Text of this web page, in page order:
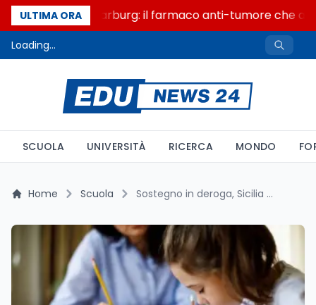
ULTIMA ORA
Un secolo di Warburg: il farmaco anti-tumore che
Loading...
SCUOLA UNIVERSITÀ RICERCA MONDO
Home Scuola Sostegno in deroga, Sicilia +794% in dieci anni e continuità ferma